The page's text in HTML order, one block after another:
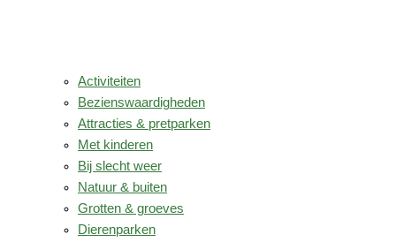
Activiteiten
Bezienswaardigheden
Attracties & pretparken
Met kinderen
Bij slecht weer
Natuur & buiten
Grotten & groeves
Dierenparken